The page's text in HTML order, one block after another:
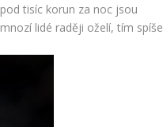
tisíc korun za noc jsou
lidé raději oželí, tím spíše